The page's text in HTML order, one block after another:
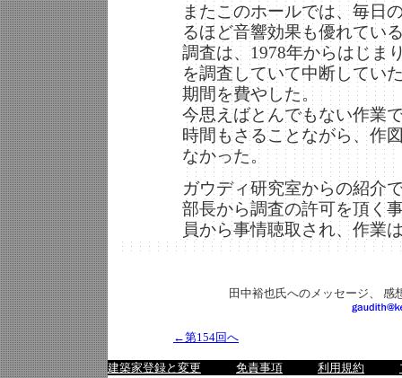
またこのホールでは、毎日
るほど音響効果も優れてい
調査は、1978年からはじま
を調査していて中断してい
期間を費やした。
今思えばとんでもない作業
時間もさることながら、作
なかった。
ガウディ研究室からの紹介
部長から調査の許可を頂く
員から事情聴取され、作業
田中裕也氏へのメッセージ、 感
←第154回へ
建築家登録と変更 免責事項 利用規約